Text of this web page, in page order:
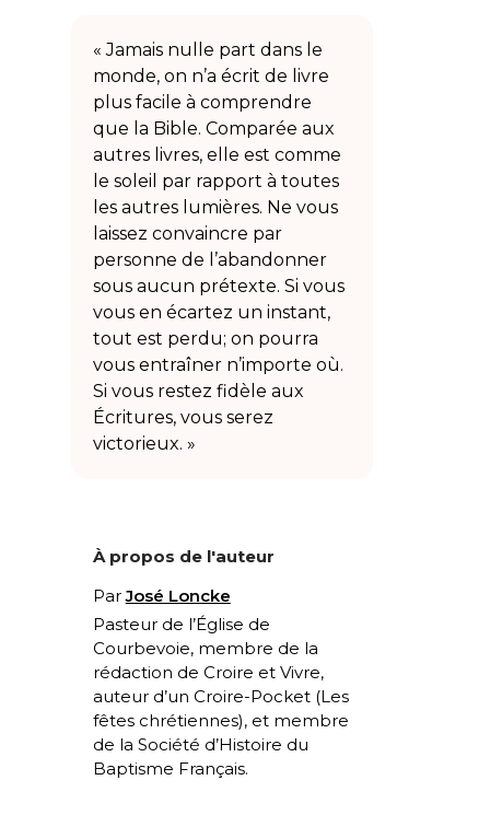
« Jamais nulle part dans le
monde, on n’a écrit de livre
plus facile à comprendre
que la Bible. Comparée aux
autres livres, elle est comme
le soleil par rapport à toutes
les autres lumières. Ne vous
laissez convaincre par
personne de l’abandonner
sous aucun prétexte. Si vous
vous en écartez un instant,
tout est perdu; on pourra
vous entraîner n’importe où.
Si vous restez fidèle aux
Écritures, vous serez
victorieux. »
À propos de l'auteur
ParJosé Loncke
Pasteur de l’Église de
Courbevoie, membre de la
rédaction de Croire et Vivre,
auteur d’un Croire-Pocket (Les
fêtes chrétiennes), et membre
de la Société d’Histoire du
Baptisme Français.